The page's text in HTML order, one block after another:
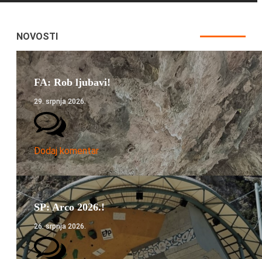
NOVOSTI
FA: Rob ljubavi!
29. srpnja 2026.
Dodaj komentar
SP: Arco 2026.!
26. srpnja 2026.